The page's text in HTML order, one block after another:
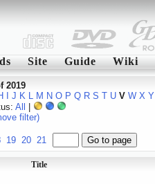
Site Guide Wiki
2019
J K L M N O P Q R S T U V W X Y
All
filter)
19 20 21
Title